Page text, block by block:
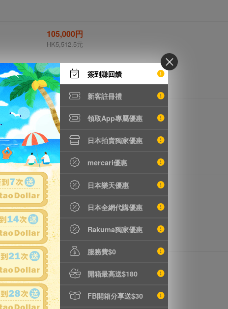
簽到賺回饋
新客註冊禮
領取App專屬優惠
日本拍賣獨家優惠
mercari優惠
日本樂天優惠
日本全網代購優惠
Rakuma獨家優惠
服務費$0
開箱最高送$180
FB開箱分享送$30
105,000円
HK5,512.5元
48,000円
HK2,520.0元
18,600円
HK976.5元
28,000円
HK1,470.0元